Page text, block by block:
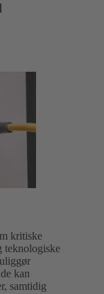
kritiske
teknologiske
kan
samtidig